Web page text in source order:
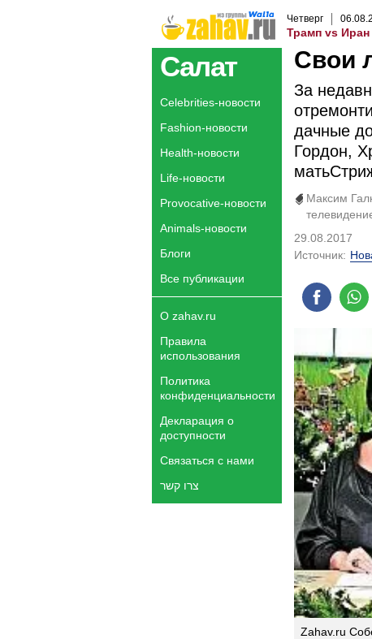
Четверг 06.08.
Трамп vs Иран
Салат
Celebrities-новости
Fashion-новости
Health-новости
Life-новости
Provocative-новости
Animals-новости
Блоги
Все публикации
О zahav.ru
Правила
использования
Политика
конфиденциальности
Декларация о
доступности
Связаться с нами
צרו קשר
Свои
За
дачные
Гордон,
Максим
29.08.2017
Источник:
Zahav.ru